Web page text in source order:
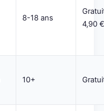
8-18 ans
4,90
10+